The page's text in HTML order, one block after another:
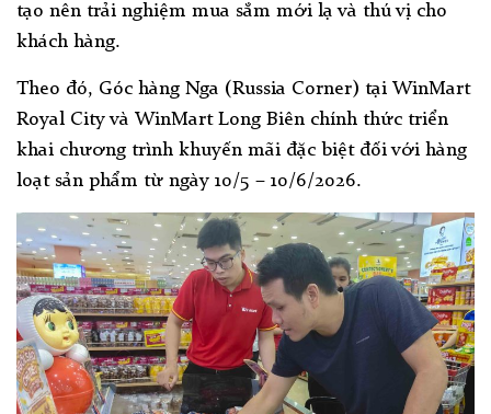
tạo nên trải nghiệm mua sắm mới lạ và thú vị cho
khách hàng.
Theo đó, Góc hàng Nga (Russia Corner) tại WinMart
Royal City và WinMart Long Biên chính thức triển
khai chương trình khuyến mãi đặc biệt đối với hàng
loạt sản phẩm từ ngày 10/5 – 10/6/2026.